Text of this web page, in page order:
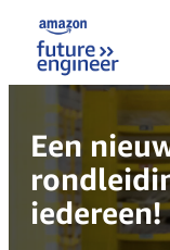
Een
iedereen!